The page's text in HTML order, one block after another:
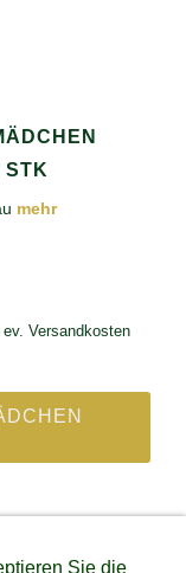
STK
mehr
Versandkosten
VERSAND &
Sie die